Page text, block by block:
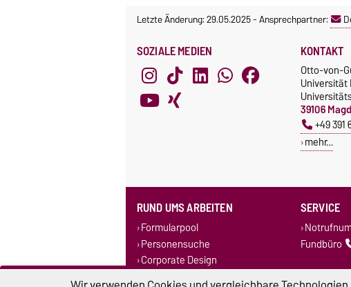
Letzte Änderung: 29.05.2025-Ansprechpartner:
SOZIALE MEDIEN KONTAKT
Otto-von-
Universität
39106
+49 391
mehr…
RUND UMS ARBEITEN
Formularpool
Personensuche
Corporate Design
SERVICE
Fundbüro